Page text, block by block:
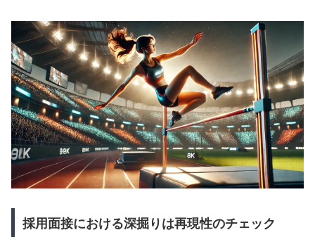
採用面接における深掘りは再現性のチェック